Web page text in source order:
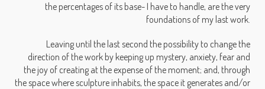
the percentages of its base- I have to handle, are the very
foundations of my last work.
Leaving until the last second the possibility to change the
direction of the work by keeping up mystery, anxiety, fear and
the joy of creating at the expense of the moment; and, through
the space where sculpture inhabits, the space it generates and/or